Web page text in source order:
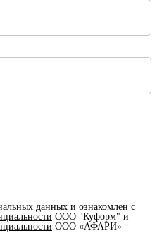
данных и ознакомлен с
ООО "Куформ" и
ООО «АФАРИ»